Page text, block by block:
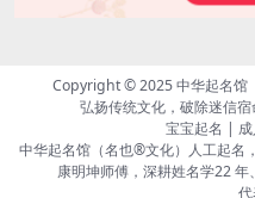
Copyright © 2025中华起名馆
弘扬传统文化，破除迷信
宝宝起名 |
中华起名馆（名也®文化）人工起名
康明坤师傅，深耕姓名学22
代